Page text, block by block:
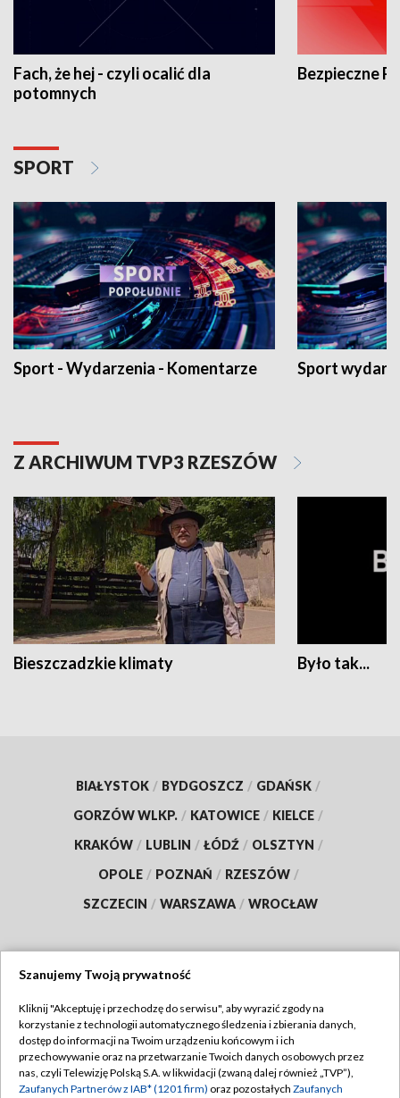
Fach, że hej - czyli ocalić dla
potomnych
Bezpieczne
SPORT
Sport - Wydarzenia - Komentarze Sport
Z ARCHIWUM TVP3 RZESZÓW
Bieszczadzkie klimaty Było tak...
BIAŁYSTOK / BYDGOSZCZ / GDAŃSK /
GORZÓW WLKP. / KATOWICE / KIELCE /
KRAKÓW / LUBLIN / ŁÓDŹ / OLSZTYN /
OPOLE / POZNAŃ / RZESZÓW /
SZCZECIN / WARSZAWA / WROCŁAW
TVP
Abonament TVP
Emisja w TVP
Regulamin TVP
Polityka prywatności
Szanujemy Twoją prywatność
Kliknij "Akceptuję i przechodzę do serwisu", aby wyrazić zgody na
korzystanie z technologii automatycznego śledzenia i zbierania danych,
dostęp do informacji na Twoim urządzeniu końcowym i ich
przechowywanie oraz na przetwarzanie Twoich danych osobowych przez
nas, czyli Telewizję Polską S.A. w likwidacji (zwaną dalej również „TVP”),
Zaufanych Partnerów z IAB* (1201 firm) oraz pozostałych Zaufanych